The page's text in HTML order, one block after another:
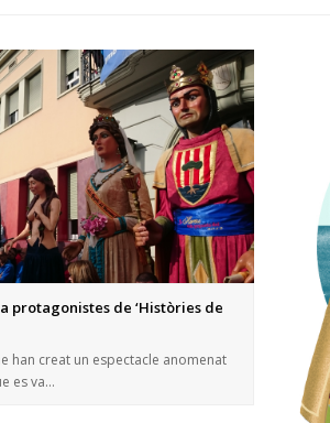
protagonistes de ‘Històries de
han creat un espectacle anomenat
es va…